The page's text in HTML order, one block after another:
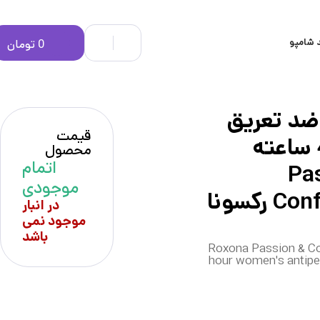
شامپو 0 تومان
تعريق
زنانه 48 ساعته
Confidence ركسونا
Roxona Passion &
hour women's
قیمت
محصول
اتمام
موجودی
در انبار
موجود نمی
باشد